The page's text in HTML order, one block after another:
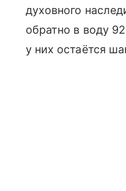
духовного
обратно в воду
у них остаётся